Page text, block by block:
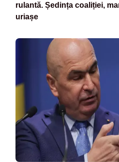
rulantă. Ședința coaliției,
uriașe